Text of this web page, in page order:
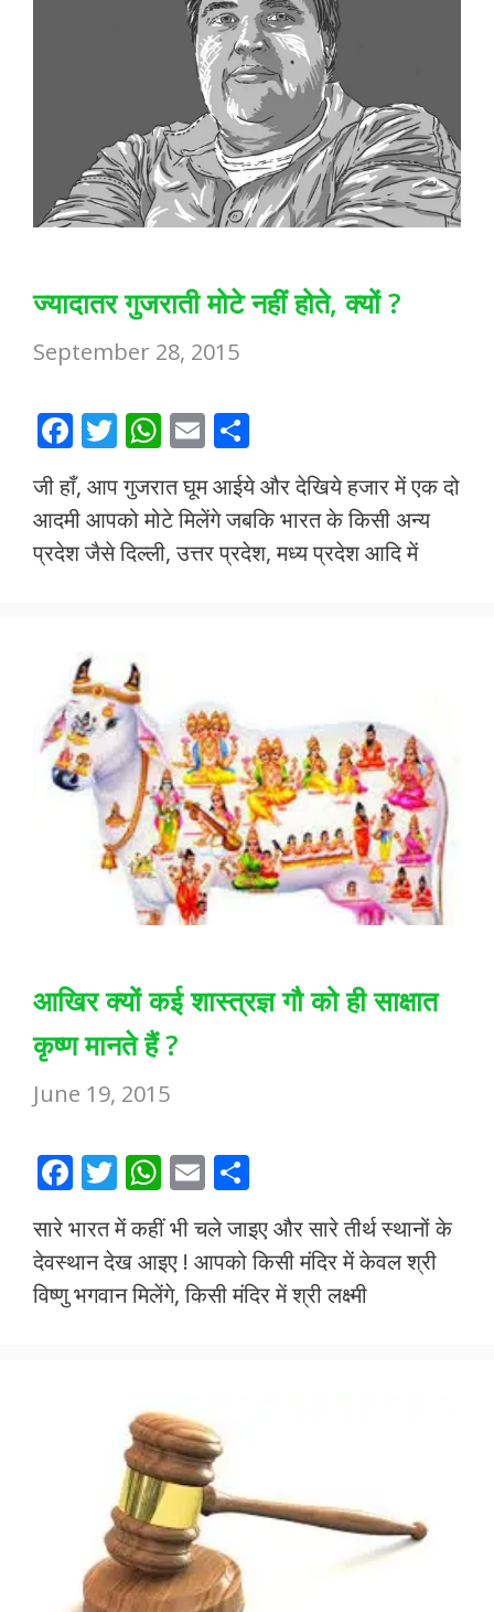
ज्यादातर गुजराती मोटे नहीं होते, क्यों ?
September 28, 2015
F
ac
e
b
o
T
itt
er
W
at
s
A
E
m
ai
l
h
ar
e
जी हाँ, आप गुजरात घूम आईये और देखिये हजार में एक दो
आदमी आपको मोटे मिलेंगे जबकि भारत के किसी अन्य
प्रदेश जैसे दिल्ली, उत्तर प्रदेश, मध्य प्रदेश आदि में
आखिर क्यों कई शास्त्रज्ञ गौ को ही साक्षात
कृष्ण मानते हैं ?
June 19, 2015
F
e
b
o
T
w
itt
er
W
h
at
s
A
E
m
ai
l
ar
e
सारे भारत में कहीं भी चले जाइए और सारे तीर्थ स्थानों के
देवस्थान देख आइए ! आपको किसी मंदिर में केवल श्री
विष्णु भगवान मिलेंगे, किसी मंदिर में श्री लक्ष्मी